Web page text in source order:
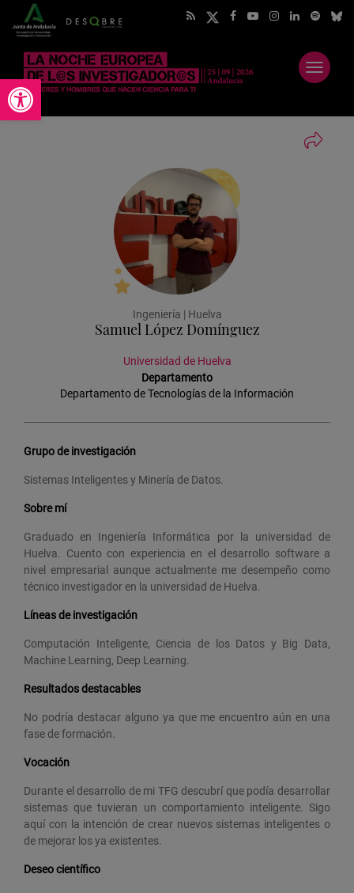
Abrir barra de herramientas
Abrir
menú
Ingeniería | Huelva
Samuel López Domínguez
Universidad de Huelva
Departamento
Departamento de Tecnologías de la Información
Grupo de investigación
Sistemas Inteligentes y Minería de Datos.
Sobre mí
Graduado en Ingeniería Informática por la universidad de
Huelva. Cuento con experiencia en el desarrollo software a
nivel empresarial aunque actualmente me desempeño como
técnico investigador en la universidad de Huelva.
Líneas de investigación
Computación Inteligente, Ciencia de los Datos y Big Data,
Machine Learning, Deep Learning.
Resultados destacables
No podría destacar alguno ya que me encuentro aún en una
fase de formación.
Vocación
Durante el desarrollo de mi TFG descubrí que podía desarrollar
sistemas que tuvieran un comportamiento inteligente. Sigo
aquí con la intención de crear nuevos sistemas inteligentes o
de mejorar los ya existentes.
Deseo científico